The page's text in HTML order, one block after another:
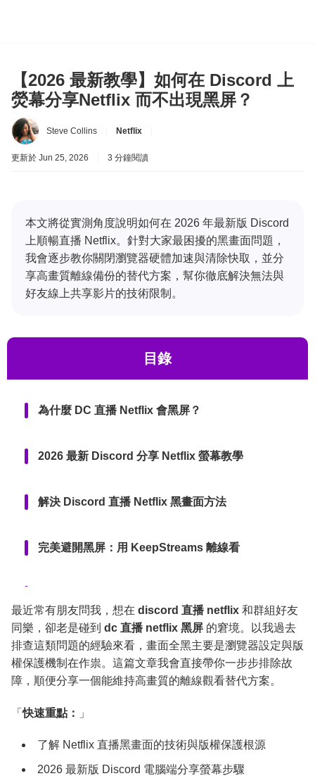
【2026 最新教學】如何在 Discord 上
熒幕分享Netflix 而不出現黑屏？
Steve Collins Netflix
更新於 Jun 25, 2026 3 分鐘閱讀
本文將從實測角度說明如何在 2026 年最新版 Discord
上順暢直播 Netflix。針對大家最困擾的黑畫面問題，
我會逐步教你關閉瀏覽器硬體加速與清除快取，並分
享高畫質離線備份的替代方案，幫你徹底解決無法與
好友線上共享影片的技術限制。
目錄
為什麼 DC 直播 Netflix 會黑屏？
2026 最新 Discord 分享 Netflix 螢幕教學
解決 Discord 直播 Netflix 黑畫面方法
完美避開黑屏：用 KeepStreams 離線看
結論與建議
最近常有朋友問我，想在 discord 直播 netflix 和群組好友
同樂，卻老是碰到 dc 直播 netflix 黑屏 的窘境。以我過去
排查這類問題的經驗來看，畫面全黑主要是瀏覽器設定與版
權保護機制在作祟。這篇文章我會直接帶你一步步排除故
障，順便分享一個能維持高畫質的離線觀看替代方案。
「快速重點： 」
了解 Netflix 直播黑畫面的技術與版權保護根源
2026 最新版 Discord 電腦端分享螢幕步驟